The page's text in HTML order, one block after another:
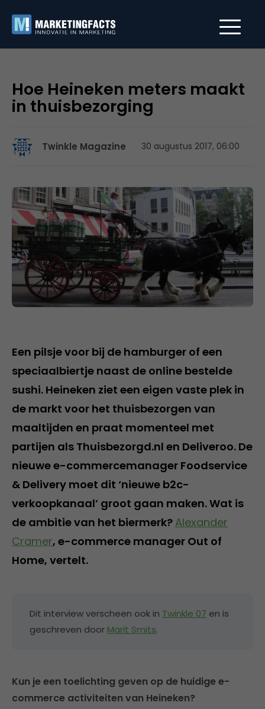
Hoe Heineken meters maakt
in thuisbezorging
Twinkle Magazine 30 augustus 2017, 06:00
Een pilsje voor bij de hamburger of een
speciaalbiertje naast de online bestelde
sushi. Heineken ziet een eigen vaste plek in
de markt voor het thuisbezorgen van
maaltijden en praat momenteel met
partijen als Thuisbezorgd.nl en Deliveroo. De
nieuwe e-commercemanager Foodservice
& Delivery moet dit ‘nieuwe b2c-
verkoopkanaal’ groot gaan maken. Wat is
de ambitie van het biermerk? Alexander
Cramer, e-commerce manager Out of
Home, vertelt.
Dit interview verscheen ook in Twinkle 07 en is
geschreven door Marit Smits.
Kun je een toelichting geven op de huidige e-
commerce activiteiten van Heineken?